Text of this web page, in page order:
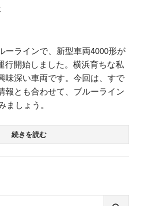
ーラインで、新型車両4000形が
行開始しました。横浜育ちな私
味深い車両です。今回は、すで
報とも合わせて、ブルーライン
ましょう。
続きを読む